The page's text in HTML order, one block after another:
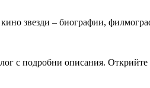
звезди – биографии,
с подробни описания.